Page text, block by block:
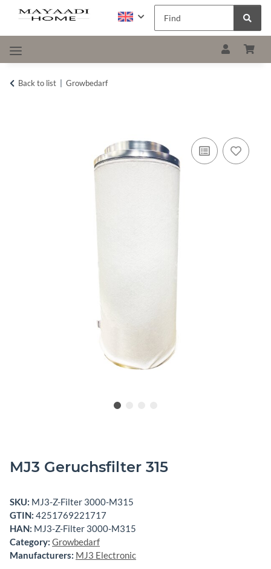
Back to list Growbedarf
MJ3 Geruchsfilter 315
SKU: MJ3-Z-Filter 3000-M315
GTIN: 4251769221717
HAN: MJ3-Z-Filter 3000-M315
Category: Growbedarf
Manufacturers: MJ3 Electronic